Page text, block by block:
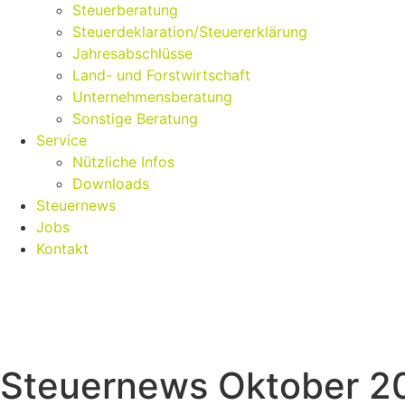
Steuerberatung
Steuerdeklaration/Steuererklärung
Jahresabschlüsse
Land- und Forstwirtschaft
Unternehmensberatung
Sonstige Beratung
Service
Nützliche Infos
Downloads
Steuernews
Jobs
Kontakt
Steuernews Oktober